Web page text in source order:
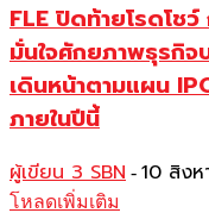
FLE ปิดท้ายโรดโช
มั่นใจศักยภาพธุรกิจ
เดินหน้าตามแผน
ภายในปีนี้
ผู้เขียน 3 SBN - 10 สิง
โหลดเพิ่มเติม